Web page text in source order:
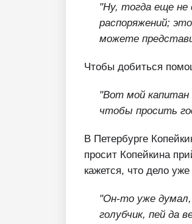
"Ну, тогда еще не
распоряжений;
можете
Чтобы добиться
"Вот мой капитан
чтобы просить
В Петербурге
просит Копейкина
кажется, что дело
"Он-то уже
голубчик, пей да